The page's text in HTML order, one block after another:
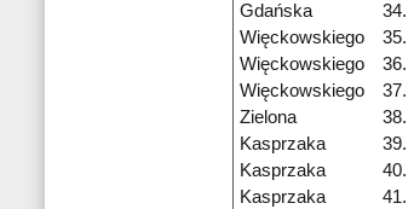
Gdańska
34.
Więckowskiego
35.
Więckowskiego
36.
Więckowskiego
37.
Zielona
38.
Kasprzaka
39.
Kasprzaka
40.
Kasprzaka
41.